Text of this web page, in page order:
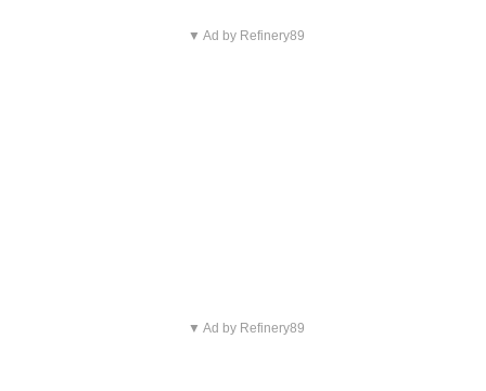
▼ Ad by Refinery89
▼ Ad by Refinery89